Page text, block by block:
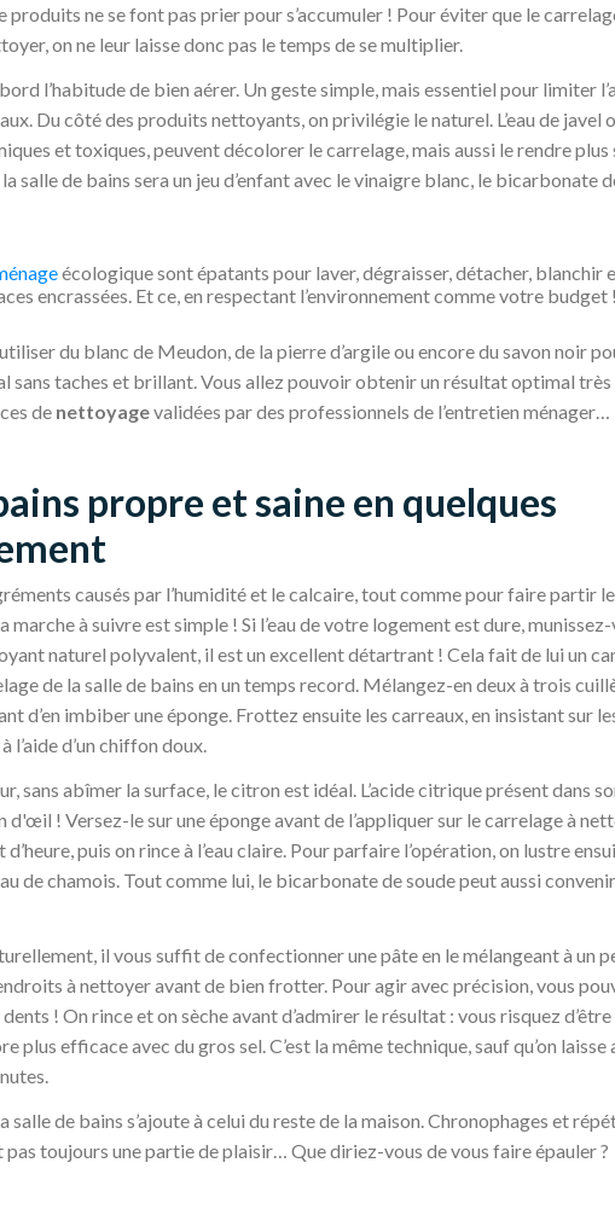
produits ne se font pas prier pour s’accumuler ! Pour éviter que le
on ne leur laisse donc pas le temps de se multiplier.
l’habitude de bien aérer. Un geste simple, mais essentiel pour limiter
Du côté des produits nettoyants, on privilégie le naturel. L’eau de javel
et toxiques, peuvent décolorer le carrelage, mais aussi le rendre plus
salle de bains sera un jeu d’enfant avec le vinaigre blanc, le bicarbonate
écologique sont épatants pour laver, dégraisser, détacher, blanchir
encrassées. Et ce, en respectant l’environnement comme votre budget !
du blanc de Meudon, de la pierre d’argile ou encore du savon noir
sans taches et brillant. Vous allez pouvoir obtenir un résultat optimal très
de nettoyagevalidées par des professionnels de l’entretien ménager…
propre et saine en quelques
causés par l’humidité et le calcaire, tout comme pour faire partir
marche à suivre est simple ! Si l’eau de votre logement est dure, munissez-
naturel polyvalent, il est un excellent détartrant ! Cela fait de lui un
de la salle de bains en un temps record. Mélangez-en deux à trois
d’en imbiber une éponge. Frottez ensuite les carreaux, en insistant sur
l’aide d’un chiffon doux.
sans abîmer la surface, le citron est idéal. L’acide citrique présent dans
d'œil ! Versez-le sur une éponge avant de l’appliquer sur le carrelage à
puis on rince à l’eau claire. Pour parfaire l’opération, on lustre
de chamois. Tout comme lui, le bicarbonate de soude peut aussi
il vous suffit de confectionner une pâte en le mélangeant à un
à nettoyer avant de bien frotter. Pour agir avec précision, vous
! On rince et on sèche avant d’admirer le résultat : vous risquez
plus efficace avec du gros sel. C’est la même technique, sauf qu’on laisse
salle de bains s’ajoute à celui du reste de la maison. Chronophages et
pas toujours une partie de plaisir… Que diriez-vous de vous faire épauler ?